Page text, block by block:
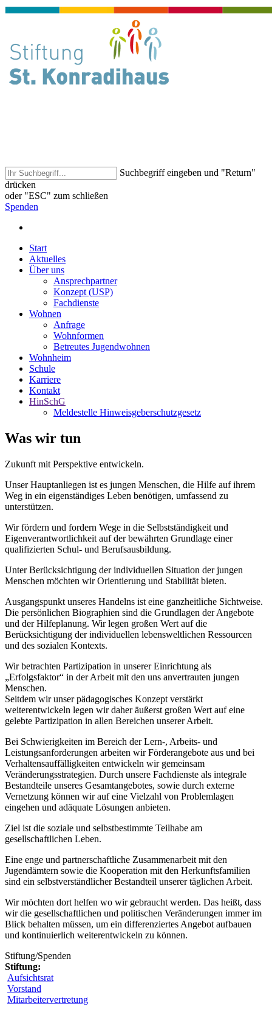
Suchbegriff eingeben und "Return"
drücken
oder "ESC" zum schließen
Spenden
Start
Aktuelles
Über uns
Ansprechpartner
Konzept (USP)
Fachdienste
Wohnen
Anfrage
Wohnformen
Betreutes Jugendwohnen
Wohnheim
Schule
Karriere
Kontakt
HinSchG
Meldestelle Hinweisgeberschutzgesetz
Was wir tun
Zukunft mit Perspektive entwickeln.
Unser Hauptanliegen ist es jungen Menschen, die Hilfe auf ihrem
Weg in ein eigenständiges Leben benötigen, umfassend zu
unterstützen.
Wir fördern und fordern Wege in die Selbstständigkeit und
Eigenverantwortlichkeit auf der bewährten Grundlage einer
qualifizierten Schul- und Berufsausbildung.
Unter Berücksichtigung der individuellen Situation der jungen
Menschen möchten wir Orientierung und Stabilität bieten.
Ausgangspunkt unseres Handelns ist eine ganzheitliche Sichtweise.
Die persönlichen Biographien sind die Grundlagen der Angebote
und der Hilfeplanung. Wir legen großen Wert auf die
Berücksichtigung der individuellen lebensweltlichen Ressourcen
und des sozialen Kontexts.
Wir betrachten Partizipation in unserer Einrichtung als
„Erfolgsfaktor“ in der Arbeit mit den uns anvertrauten jungen
Menschen.
Seitdem wir unser pädagogisches Konzept verstärkt
weiterentwickeln legen wir daher äußerst großen Wert auf eine
gelebte Partizipation in allen Bereichen unserer Arbeit.
Bei Schwierigkeiten im Bereich der Lern-, Arbeits- und
Leistungsanforderungen arbeiten wir Förderangebote aus und bei
Verhaltensauffälligkeiten entwickeln wir gemeinsam
Veränderungsstrategien. Durch unsere Fachdienste als integrale
Bestandteile unseres Gesamtangebotes, sowie durch externe
Vernetzung können wir auf eine Vielzahl von Problemlagen
eingehen und adäquate Lösungen anbieten.
Ziel ist die soziale und selbstbestimmte Teilhabe am
gesellschaftlichen Leben.
Eine enge und partnerschaftliche Zusammenarbeit mit den
Jugendämtern sowie die Kooperation mit den Herkunftsfamilien
sind ein selbstverständlicher Bestandteil unserer täglichen Arbeit.
Wir möchten dort helfen wo wir gebraucht werden. Das heißt, dass
wir die gesellschaftlichen und politischen Veränderungen immer im
Blick behalten müssen, um ein differenziertes Angebot aufbauen
und kontinuierlich weiterentwickeln zu können.
Stiftung/Spenden
Stiftung:
Aufsichtsrat
Vorstand
Mitarbeitervertretung